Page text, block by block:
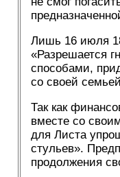
Лишь 16 июля
«Разрешается
способами,
со своей
Так как
вместе со
для Листа
стульев».
продолжения